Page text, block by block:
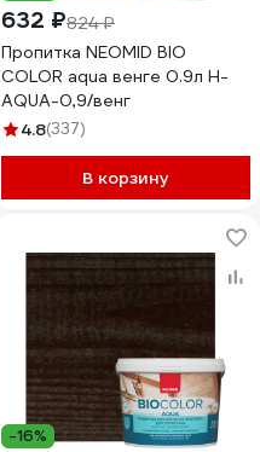
632 ₽824 ₽
Пропитка NEOMID BIO
COLOR aqua венге 0.9л Н-
AQUA-0,9/венг
4.8(337)
В корзину
-16%